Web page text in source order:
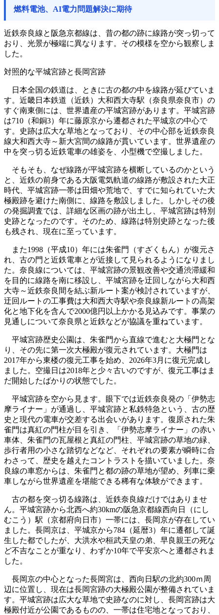
燃料電池、AI電力問題解決に期待
近鉄奈良線と阪急京都線は、昔の都の跡に線路が突っ切って
おり、光景が極端に異なります。その模様を空から観察しま
した。
対照的な平城宮跡と長岡宮跡
日本全国の鉄道は、ときに古の都の中を線路が延びていま
す。近畿日本鉄道（近鉄）大和西大寺駅（奈良県奈良市）の
すぐ南東側には、世界遺産の平城宮跡があります。平城宮跡
は710（和銅3）年に藤原京から遷都された平城京の中心で
す。史跡は広大な草地となっており、その中心部を近鉄奈良
線大和西大寺～新大宮間の線路が貫いています。世界遺産の
中を突っ切る近鉄電車の雄姿を、小型機で空撮しました。
そもそも、なぜ線路が平城宮跡を横断しているのかという
と、近鉄の前身である大阪電気軌道の線路が敷設された大正
時代、平城宮跡一帯は田畑や荒地で、すでに知られていた大
極殿跡を避けた南側に、線路を敷設しました。しかしその後
の発掘調査では、詳細な区画の跡が出土し、平城宮跡は特別
史跡となったのです。そのため、線路は特別史跡となった後
も残され、現在に至っています。
また1998（平成10）年には朱雀門（すざくもん）が復元さ
れ、古の門と近鉄電車とが近接して見られるようになりまし
た。奈良線については、平城宮跡の景観改善や交通渋滞緩和
を目的に線路を南に移設し、平城宮跡を迂回しながら大和西
大寺～近鉄奈良間を結ぶ新ルート案が検討されていますが、
迂回ルートの工事費は大和西大寺駅や奈良線新ルートの高架
化と地下化を含んで2000億円以上かかる見込みです。事業の
見通しについて奈良県と近鉄などが協議を重ねています。
平城宮跡歴史公園は、朱雀門から直線で進むと大極門とな
り、その先に第一次大極殿が復元されています。大極門は
2017年から東楼の復元工事を始め、2026年3月に復元完成し
ました。空撮日は2018年と少々古いのですが、復元工事はま
だ開始したばかりの状態でした。
平城宮跡を空から見ます。眼下では近鉄奈良発の「伊勢志
摩ライナー」が通過し、平城宮跡と私鉄特急という、古の歴
史と現代の電車が交差する出会いがあります。復原された朱
雀門は真紅の門柱が目を引き、「伊勢志摩ライナー」の赤い
車体、朱雀門の瓦屋根と真紅の門柱、平城宮跡の草地の緑、
歩行者用の小さな踏切などなど、それぞれの要素が瞬時に合
わさって、歴史を越えたコントラストを描いていました。奈
良線の車窓からは、朱雀門と都の跡の草地が望め、列車に乗
車しながら世界遺産を堪能できる稀有な体験ができます。
古の都を突っ切る線路は、近鉄奈良線だけではありませ
ん。平城宮跡から北西へ約30kmの阪急京都線西向日（にし
むこう）駅（京都府向日市）一帯には、長岡京が存在してい
ました。長岡京は、平城京から784（延暦3）年に遷都して誕
生した都でしたが、大洪水や桓武天皇の弟、早良親王の死な
ど不吉なことが重なり、わずか10年で平安京へと遷都されま
した。
長岡京の中心となった長岡宮は、西向日駅の北約300ｍ周
辺に位置し、現在は長岡宮跡の大極殿公園が整備されていま
す。平城宮跡は広大な草地で史跡なのに対し、長岡宮跡は大
極殿付近が公園であるものの、一帯は住宅地となっており、